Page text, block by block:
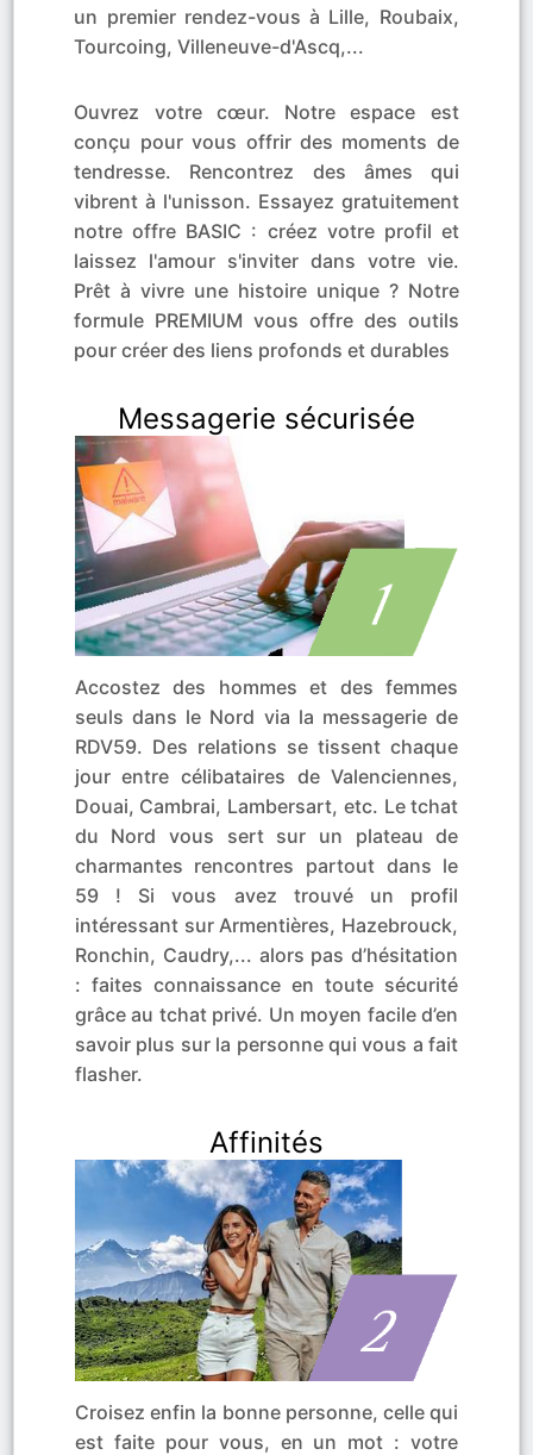
un premier rendez-vous à Lille, Roubaix,
Tourcoing, Villeneuve-d'Ascq,...
Ouvrez votre cœur. Notre espace est
conçu pour vous offrir des moments de
tendresse. Rencontrez des âmes qui
vibrent à l'unisson. Essayez gratuitement
notre offre BASIC : créez votre profil et
laissez l'amour s'inviter dans votre vie.
Prêt à vivre une histoire unique ? Notre
formule PREMIUM vous offre des outils
pour créer des liens profonds et durables
Messagerie sécurisée
Accostez des hommes et des femmes
seuls dans le Nord via la messagerie de
RDV59. Des relations se tissent chaque
jour entre célibataires de Valenciennes,
Douai, Cambrai, Lambersart, etc. Le tchat
du Nord vous sert sur un plateau de
charmantes rencontres partout dans le
59 ! Si vous avez trouvé un profil
intéressant sur Armentières, Hazebrouck,
Ronchin, Caudry,... alors pas d’hésitation
: faites connaissance en toute sécurité
grâce au tchat privé. Un moyen facile d’en
savoir plus sur la personne qui vous a fait
flasher.
Affinités
Croisez enfin la bonne personne, celle qui
est faite pour vous, en un mot : votre